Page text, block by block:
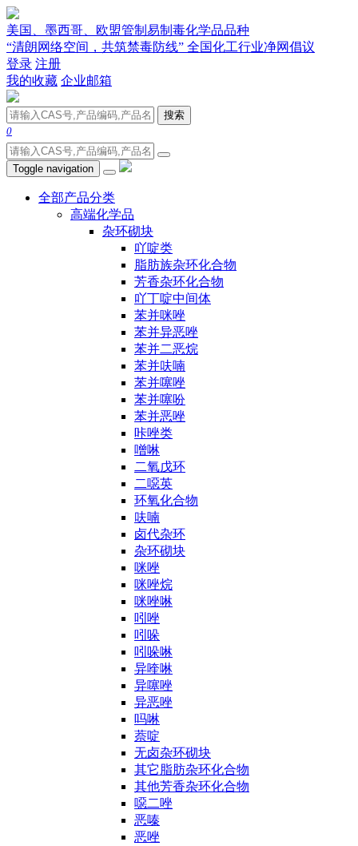
美国、墨西哥、欧盟管制易制毒化学品品种
“清朗网络空间，共筑禁毒防线” 全国化工行业净网倡议
登录 注册
我的收藏 企业邮箱
搜索
0
Toggle navigation
全部产品分类
高端化学品
杂环砌块
吖啶类
脂肪族杂环化合物
芳香杂环化合物
吖丁啶中间体
苯并咪唑
苯并异恶唑
苯并二恶烷
苯并呋喃
苯并噻唑
苯并噻吩
苯并恶唑
咔唑类
噌啉
二氧戊环
二噁英
环氧化合物
呋喃
卤代杂环
杂环砌块
咪唑
咪唑烷
咪唑啉
吲唑
吲哚
吲哚啉
异喹啉
异噻唑
异恶唑
吗啉
萘啶
无卤杂环砌块
其它脂肪杂环化合物
其他芳香杂环化合物
噁二唑
恶嗪
恶唑